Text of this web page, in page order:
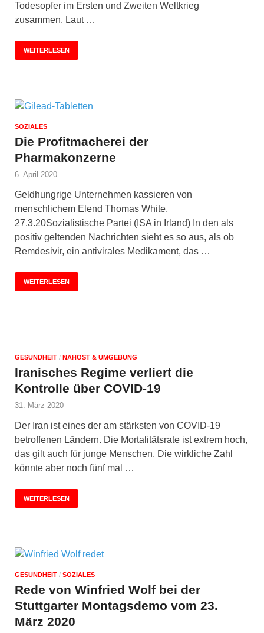
Todesopfer im Ersten und Zweiten Weltkrieg
zusammen. Laut …
WEITERLESEN
SOZIALES
Die Profitmacherei der
Pharmakonzerne
6. April 2020
Geldhungrige Unternehmen kassieren von
menschlichem Elend Thomas White,
27.3.20Sozialistische Partei (ISA in Irland) In den als
positiv geltenden Nachrichten sieht es so aus, als ob
Remdesivir, ein antivirales Medikament, das …
WEITERLESEN
GESUNDHEIT / NAHOST & UMGEBUNG
Iranisches Regime verliert die
Kontrolle über COVID-19
31. März 2020
Der Iran ist eines der am stärksten von COVID-19
betroffenen Ländern. Die Mortalitätsrate ist extrem hoch,
das gilt auch für junge Menschen. Die wirkliche Zahl
könnte aber noch fünf mal …
WEITERLESEN
GESUNDHEIT / SOZIALES
Rede von Winfried Wolf bei der
Stuttgarter Montagsdemo vom 23.
März 2020